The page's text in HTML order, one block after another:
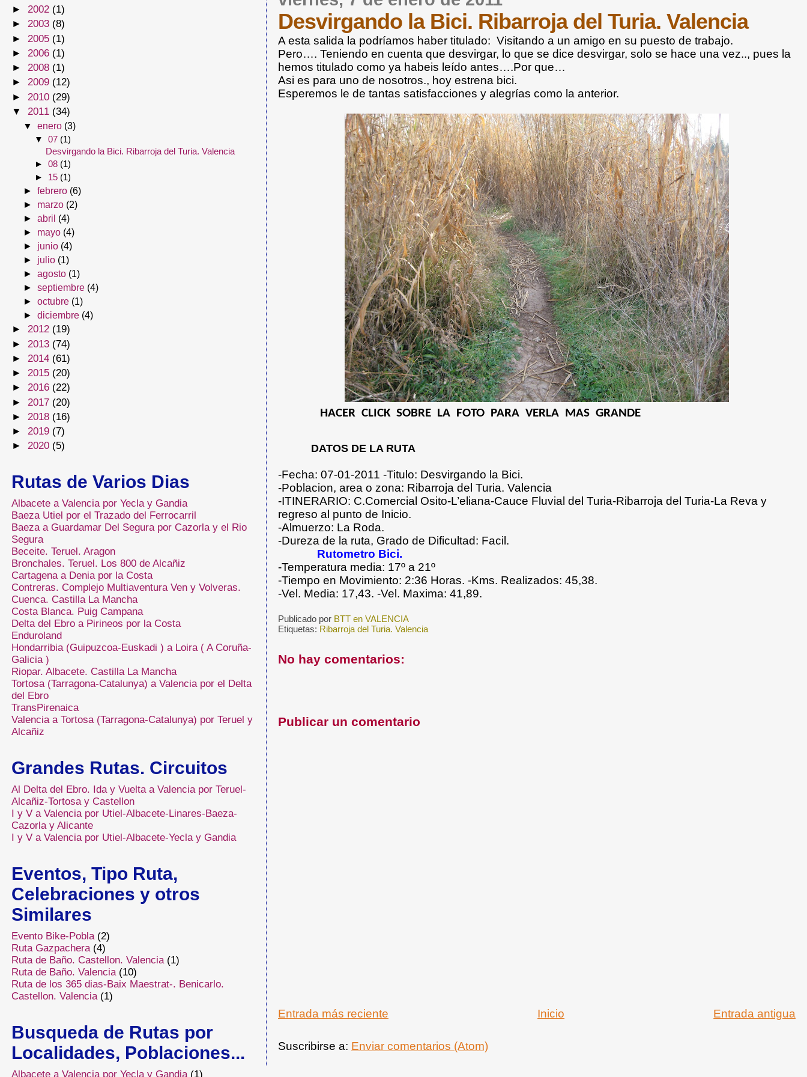
Desvirgando la Bici. Ribarroja del Turia. Valencia
A esta salida la podríamos haber titulado: Visitando a un amigo en su puesto de trabajo.
Pero…. Teniendo en cuenta que desvirgar, lo que se dice desvirgar, solo se hace una vez.., pues la
hemos titulado como ya habeis leído antes….Por que…
Asi es para uno de nosotros., hoy estrena bici.
Esperemos le de tantas satisfacciones y alegrías como la anterior.
HACER CLICK SOBRE LA FOTO PARA VERLA MAS GRANDE
DATOS DE LA RUTA
-Fecha: 07-01-2011 -Titulo: Desvirgando la Bici.
-Poblacion, area o zona: Ribarroja del Turia. Valencia
-ITINERARIO: C.Comercial Osito-L’eliana-Cauce Fluvial del Turia-Ribarroja del Turia-La Reva y
regreso al punto de Inicio.
-Almuerzo: La Roda.
-Dureza de la ruta, Grado de Dificultad: Facil.
Rutometro Bici.
-Temperatura media: 17º a 21º
-Tiempo en Movimiento: 2:36 Horas. -Kms. Realizados: 45,38.
-Vel. Media: 17,43. -Vel. Maxima: 41,89.
Publicado por BTT en VALENCIA
Etiquetas: Ribarroja del Turia. Valencia
No hay comentarios:
Publicar un comentario
Entrada más reciente Entrada antigua
Inicio
Suscribirse a: Enviar comentarios (Atom)
► 2002 (1)
► 2003 (8)
► 2005 (1)
► 2006 (1)
► 2008 (1)
► 2009 (12)
► 2010 (29)
▼ 2011 (34)
▼enero (3)
▼ 07 (1)
Desvirgando la Bici. Ribarroja del Turia. Valencia
► 08 (1)
► 15 (1)
►febrero (6)
► marzo (2)
►abril (4)
► mayo (4)
► junio (4)
► julio (1)
►agosto (1)
►septiembre (4)
►octubre (1)
►diciembre (4)
► 2012 (19)
► 2013 (74)
► 2014 (61)
► 2015 (20)
► 2016 (22)
► 2017 (20)
► 2018 (16)
► 2019 (7)
► 2020 (5)
Rutas de Varios Dias
Albacete a Valencia por Yecla y Gandia
Baeza Utiel por el Trazado del Ferrocarril
Baeza a Guardamar Del Segura por Cazorla y el Rio
Segura
Beceite. Teruel. Aragon
Bronchales. Teruel. Los 800 de Alcañiz
Cartagena a Denia por la Costa
Contreras. Complejo Multiaventura Ven y Volveras.
Cuenca. Castilla La Mancha
Costa Blanca. Puig Campana
Delta del Ebro a Pirineos por la Costa
Enduroland
Hondarribia (Guipuzcoa-Euskadi ) a Loira ( A Coruña-
Galicia )
Riopar. Albacete. Castilla La Mancha
Tortosa (Tarragona-Catalunya) a Valencia por el Delta
del Ebro
TransPirenaica
Valencia a Tortosa (Tarragona-Catalunya) por Teruel y
Alcañiz
Grandes Rutas. Circuitos
Al Delta del Ebro. Ida y Vuelta a Valencia por Teruel-
Alcañiz-Tortosa y Castellon
I y V a Valencia por Utiel-Albacete-Linares-Baeza-
Cazorla y Alicante
I y V a Valencia por Utiel-Albacete-Yecla y Gandia
Eventos, Tipo Ruta,
Celebraciones y otros
Similares
Evento Bike-Pobla (2)
Ruta Gazpachera (4)
Ruta de Baño. Castellon. Valencia (1)
Ruta de Baño. Valencia (10)
Ruta de los 365 dias-Baix Maestrat-. Benicarlo.
Castellon. Valencia (1)
Busqueda de Rutas por
Localidades, Poblaciones...
Albacete a Valencia por Yecla y Gandia (1)